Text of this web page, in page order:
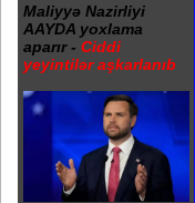
Maliyyə Nazirliyi
AAYDA yoxlama
aparır - Ciddi
yeyintilər aşkarlanıb